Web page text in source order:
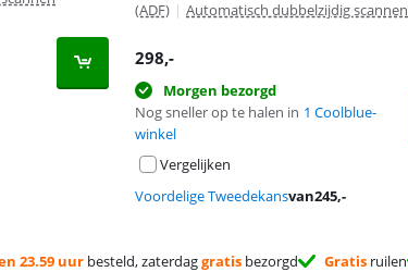
(ADF) | Automatisch dubbelzijdig scannen
298,-
Morgen bezorgd
Nog sneller op te halen in 1 Coolblue-
winkel
Vergelijken
Voordelige Tweedekansvan245,-
23.59 uurbesteld, zaterdaggratisbezorgd Gratisruilen